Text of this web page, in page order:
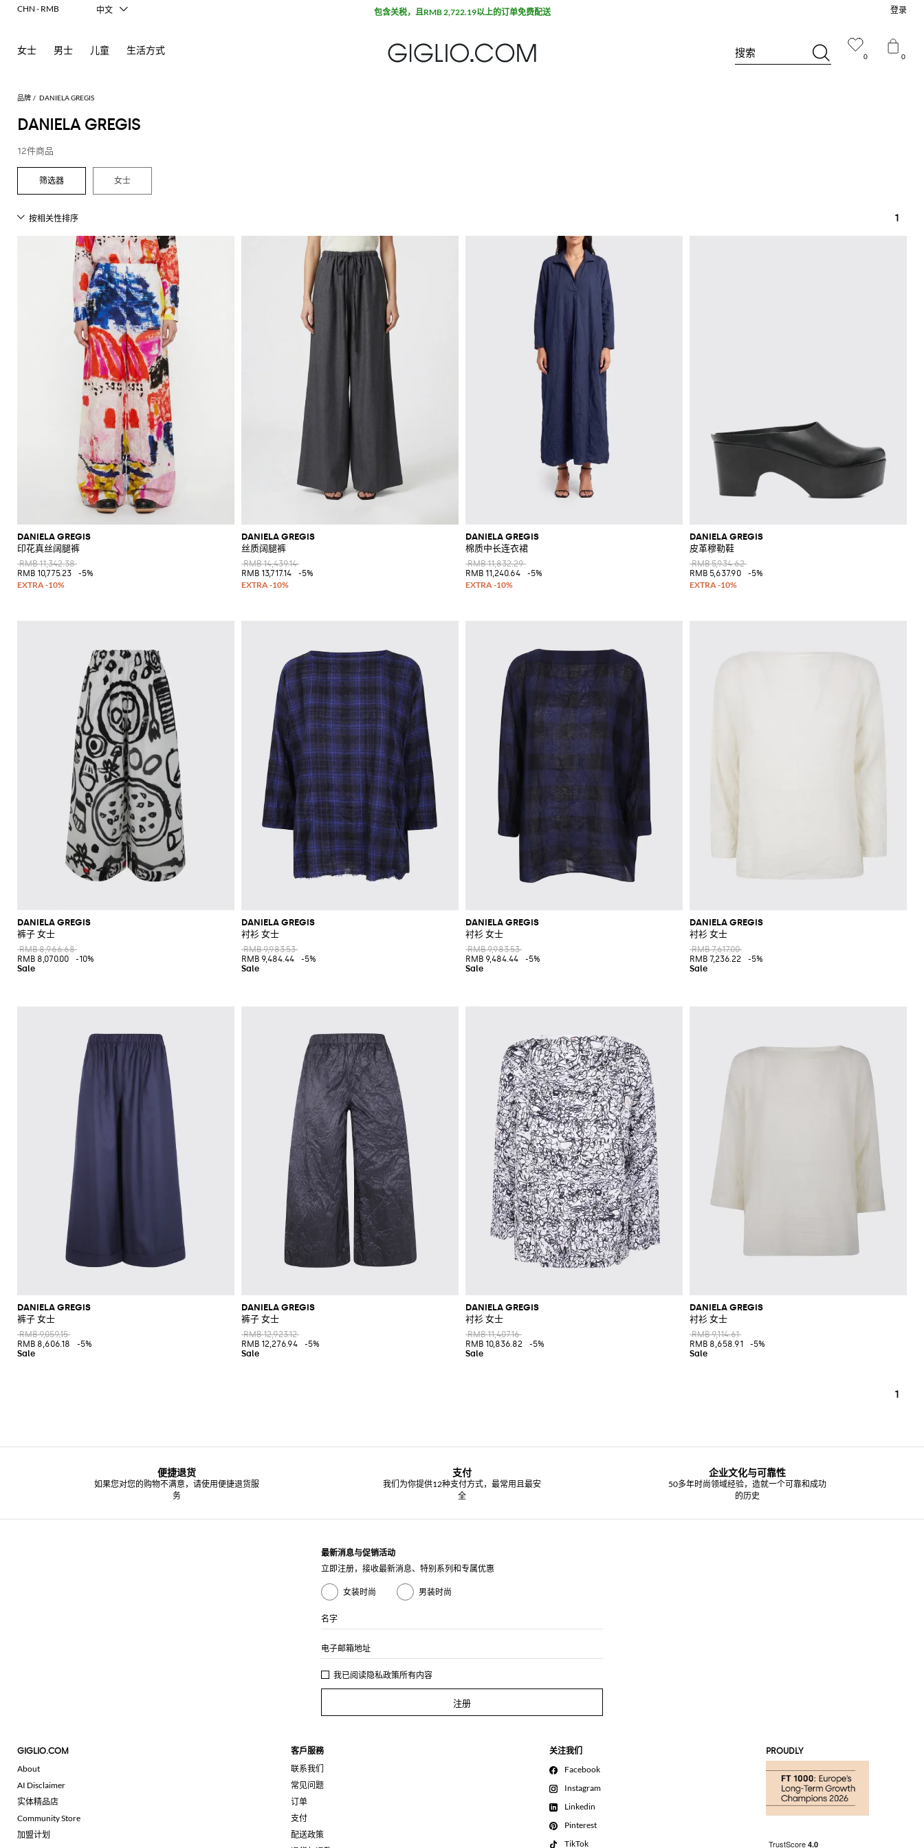
品牌 DANIELA GREGIS
DANIELA GREGIS
12件商品
女士
1
DANIELA GREGIS
印花真丝阔腿裤
RMB 11,342.38
RMB 10,775.23
-5%
DANIELA GREGIS
丝质阔腿裤
RMB 14,439.14
RMB 13,717.14
-5%
DANIELA GREGIS
棉质中长连衣裙
RMB 11,832.29
RMB 11,240.64
-5%
DANIELA GREGIS
皮革穆勒鞋
RMB 5,934.62
RMB 5,637.90
-5%
DANIELA GREGIS
裤子 女士
RMB 8,966.68
RMB 8,070.00
-10%
DANIELA GREGIS
衬衫 女士
RMB 9,983.53
RMB 9,484.44
-5%
DANIELA GREGIS
衬衫 女士
RMB 9,983.53
RMB 9,484.44
-5%
DANIELA GREGIS
衬衫 女士
RMB 7,617.00
RMB 7,236.22
-5%
DANIELA GREGIS
裤子 女士
RMB 9,059.15
RMB 8,606.18
-5%
DANIELA GREGIS
裤子 女士
RMB 12,923.12
RMB 12,276.94
-5%
DANIELA GREGIS
衬衫 女士
RMB 11,407.16
RMB 10,836.82
-5%
DANIELA GREGIS
衬衫 女士
RMB 9,114.61
RMB 8,658.91
-5%
1
0 0
搜索
登录
女士 男士 儿童 生活方式
包含关税，且RMB 2,722.19以上的订单免费配送
CHN - RMB
中文
Français
Русский
便捷退货
如果您对您的购物不满意，请使用便捷退货服
务
支付
我们为你提供12种支付方式，最常用且最安
全
企业文化与可靠性
50多年时尚领域经验，造就一个可靠和成功
的历史
最新消息与促销活动
立即注册，接收最新消息、特别系列和专属优惠
女装时尚 男装时尚
名字
电子邮箱地址
我已阅读隐私政策所有内容
注册
GIGLIO.COM
About
AI Disclaimer
实体精品店
Community Store
加盟计划
客戶服務
联系我们
常见问题
订单
支付
配送政策
关注我们
Facebook
Instagram
Linkedin
Pinterest
TikTok
PROUDLY